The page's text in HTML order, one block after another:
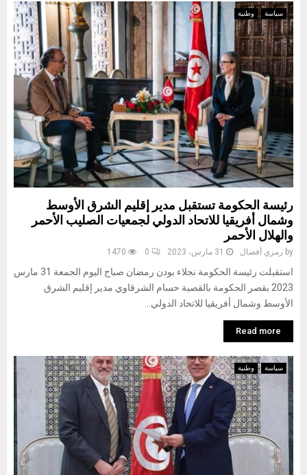
سياسة وطنية
رئيسة الحكومة تستقبل مدير إقليم الشرق الأوسط
وشمال أفريقيا للاتحاد الدولي لجمعيات الصليب الأحمر
والهلال الأحمر
by رمزي أفضال 31 مارس، 2023 0
1470
استقبلت رئيسة الحكومة نجلاء بودن رمضان صباح اليوم الجمعة 31 مارس
2023 بقصر الحكومة بالقصبة حسام الشرقاوي مدير إقليم الشرق
الأوسط وشمال أفريقيا للاتحاد الدولي...
Read more
سياسة وطنية